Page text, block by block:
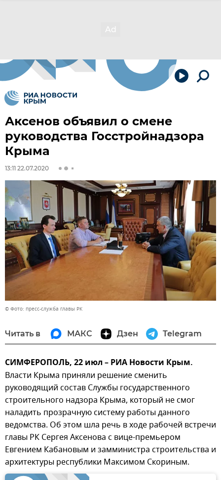
Аксенов объявил о смене
руководства Госстройнадзора
Крыма
13:11 22.07.2020
© Фото: пресс-служба главы РК
Читать в МАКС Дзен Telegram
СИМФЕРОПОЛЬ, 22 июл – РИА Новости Крым.
Власти Крыма приняли решение сменить
руководящий состав Службы государственного
строительного надзора Крыма, который не смог
наладить прозрачную систему работы данного
ведомства. Об этом шла речь в ходе рабочей встречи
главы РК Сергея Аксенова с вице-премьером
Евгением Кабановым и замминистра строительства и
архитектуры республики Максимом Скориным.